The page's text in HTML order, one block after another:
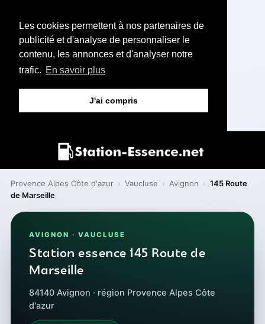
Les cookies permettent à nos partenaires de
publicité et d'analyse de personnaliser le
contenu, les annonces et d'analyser notre
trafic. En savoir plus
J'ai compris
Provence Alpes Côte d'azur › Vaucluse › Avignon › 145 Route
de Marseille
AVIGNON · VAUCLUSE
Station essence 145 Route de
Marseille
84140 Avignon · région Provence Alpes Côte
d'azur